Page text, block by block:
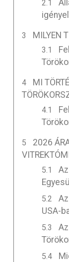
MILYEN
MI
2026
USA-